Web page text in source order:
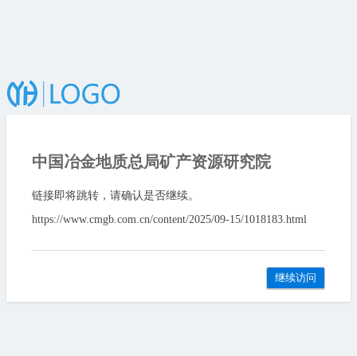
中国冶金地质总局矿产资源研究院
链接即将跳转，请确认是否继续。
https://www.cmgb.com.cn/content/2025/09-15/1018183.html
继续访问